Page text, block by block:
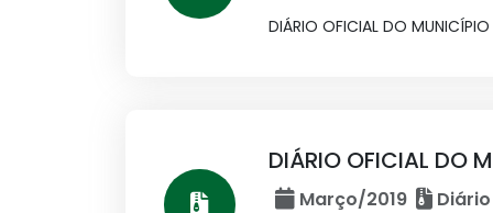
DIÁRIO OFICIAL DO
DIÁRIO OFICIAL DO
Março/2019